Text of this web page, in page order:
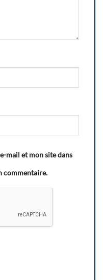
mail et mon site dans
commentaire.